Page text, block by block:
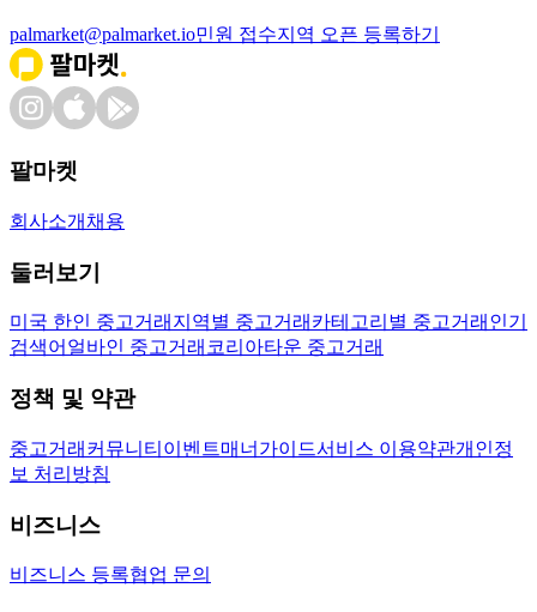
palmarket@palmarket.io민원 접수지역 오픈 등록하기
팔마켓
회사소개 채용
둘러보기
미국 한인 중고거래 지역별 중고거래 카테고리별 중고거래 인기
검색어 얼바인 중고거래 코리아타운 중고거래
정책 및 약관
중고거래 커뮤니티 이벤트매너가이드서비스 이용약관개인정
보 처리방침
비즈니스
비즈니스 등록협업 문의